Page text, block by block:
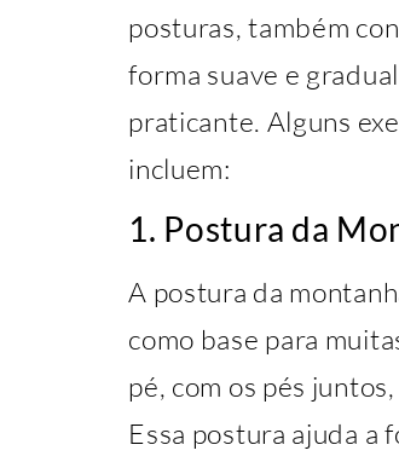
posturas, também
forma suave e
praticante. Alguns
incluem:
1. Postura da
A postura da
como base para
pé, com os pés
Essa postura ajuda a